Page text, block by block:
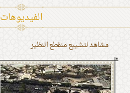
الفیدیوهات
مشاهد لتشييع منقطع النظير